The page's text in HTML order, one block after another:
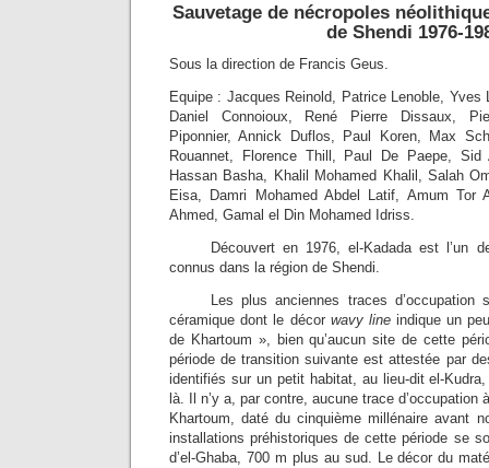
Sauvetage de nécropoles
de Shendi 1976-
Sous la direction de Francis Geus.
Equipe : Jacques Reinold, Patrice Lenoble,
Daniel Connoioux, René Pierre Dissaux,
Piponnier, Annick Duflos, Paul Koren, Max
Rouannet, Florence Thill, Paul De Paepe, Sid
Hassan Basha, Khalil Mohamed Khalil, Salah
Eisa, Damri Mohamed Abdel Latif, Amum Tor
Ahmed, Gamal el Din Mohamed Idriss.
Découvert en 1976, el-Kadada est l’un
connus dans la région de Shendi.
Les plus anciennes traces
céramique dont le décor wavy lineindique un
de Khartoum », bien qu’aucun site de cette
période de transition suivante est attestée par
identifiés sur un petit habitat, au lieu-dit el-
là. Il n’y a, par contre, aucune trace d’occupation
Khartoum, daté du cinquième millénaire avant
installations préhistoriques de cette période se
d’el-Ghaba, 700 m plus au sud. Le décor du